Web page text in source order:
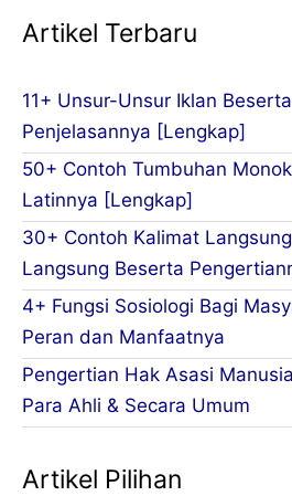
Artikel Terbaru
11+ Unsur-Unsur Iklan
Penjelasannya [Lengkap]
50+ Contoh Tumbuhan
Latinnya [Lengkap]
30+ Contoh Kalimat
Langsung Beserta
4+ Fungsi Sosiologi Bagi
Peran dan Manfaatnya
Pengertian Hak Asasi
Para Ahli & Secara Umum
Artikel Pilihan